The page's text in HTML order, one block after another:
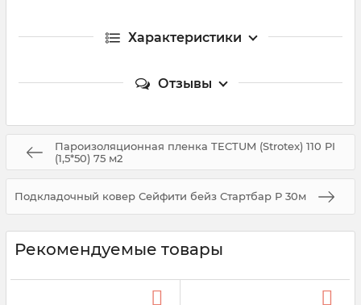
Характеристики
Отзывы
Пароизоляционная пленка TECTUM (Strotex) 110 PI
(1,5*50) 75 м2
Подкладочный ковер Сейфити бейз Стартбар Р 30м
Рекомендуемые товары